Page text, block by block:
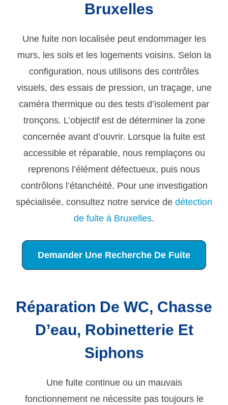
Bruxelles
Une fuite non localisée peut endommager les
murs, les sols et les logements voisins. Selon la
configuration, nous utilisons des contrôles
visuels, des essais de pression, un traçage, une
caméra thermique ou des tests d’isolement par
tronçons. L’objectif est de déterminer la zone
concernée avant d’ouvrir. Lorsque la fuite est
accessible et réparable, nous remplaçons ou
reprenons l’élément défectueux, puis nous
contrôlons l’étanchéité. Pour une investigation
spécialisée, consultez notre service de détection
de fuite à Bruxelles.
Demander Une Recherche De Fuite
Réparation De WC, Chasse
D’eau, Robinetterie Et
Siphons
Une fuite continue ou un mauvais
fonctionnement ne nécessite pas toujours le